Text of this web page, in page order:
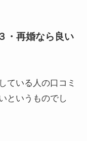
・再婚なら良い
ている人の口コミ
というものでし